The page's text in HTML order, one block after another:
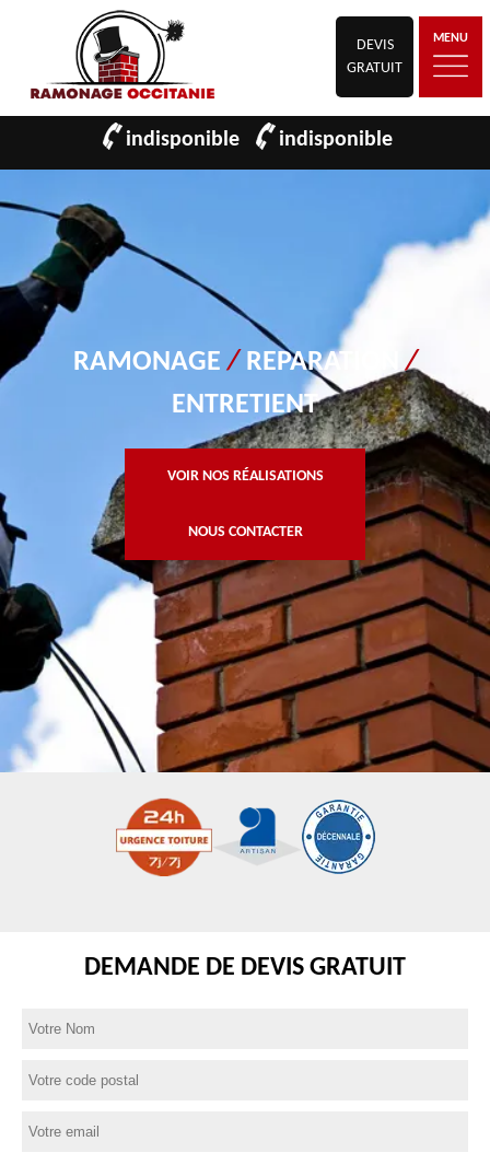
DEVIS
GRATUIT
MENU
indisponible indisponible
RAMONAGE/ REPARATION/
ENTRETIENT
VOIR NOS RÉALISATIONS
NOUS CONTACTER
DEMANDE DE DEVIS GRATUIT